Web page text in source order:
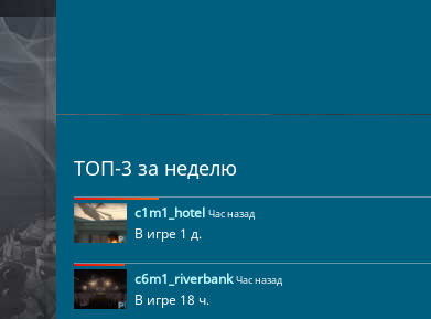
ТОП-3 за неделю
c1m1_hotel Час назад
В игре 1 д.
c6m1_riverbank Час назад
В игре 18 ч.